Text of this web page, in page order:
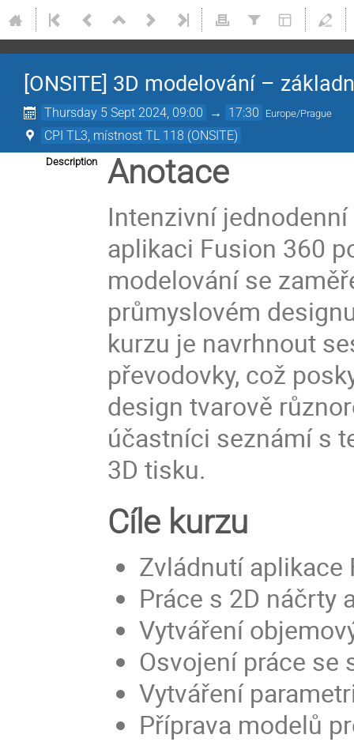
[ONSITE] 3D modelování –
Thursday 5 Sept 2024, 09:00 → 17:30 Europe/Prague
CPI TL3, místnost TL 118 (ONSITE)
Description Anotace
Intenzivní
aplikaci Fusion 360
modelování se
průmyslovém
kurzu je navrhnout
převodovky, což
design tvarově
účastníci seznámí s
3D tisku.
Cíle kurzu
Zvládnutí aplikace
Práce s 2D náčrty
Vytváření
Osvojení práce se
Vytváření
Příprava modelů